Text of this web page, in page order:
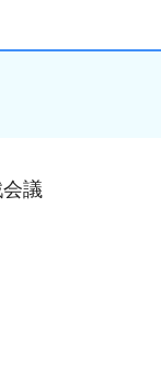
議